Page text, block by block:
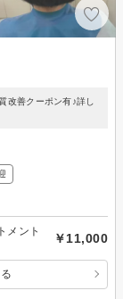
改善クーポン有♪詳し
メント
￥11,000